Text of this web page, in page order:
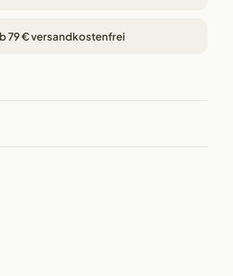
79 € versandkostenfrei